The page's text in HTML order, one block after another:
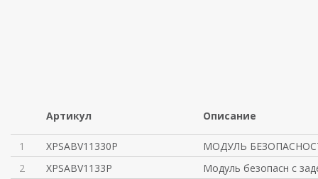
Артикул Описание
1 XPSABV11330P
МОДУЛЬ
2
XPSABV1133P
Модуль безопасн с